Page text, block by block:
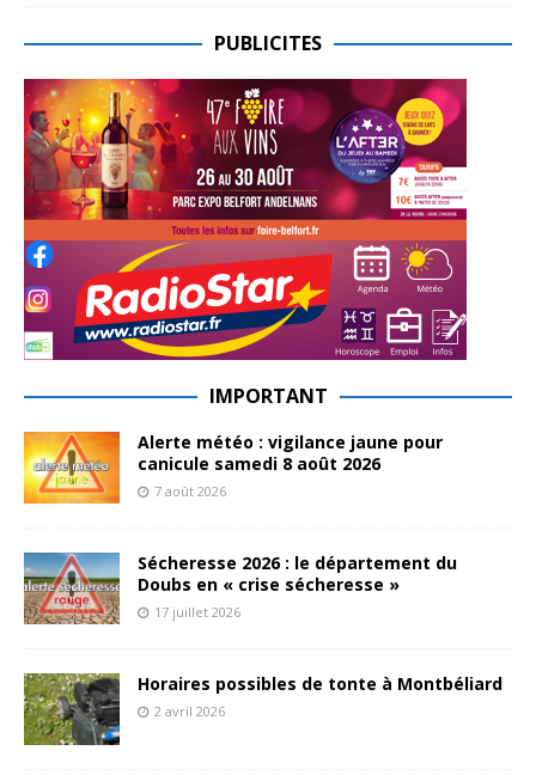
PUBLICITES
IMPORTANT
Alerte météo : vigilance jaune pour
canicule samedi 8 août 2026
7 août 2026
Sécheresse 2026 : le département du
Doubs en « crise sécheresse »
17 juillet 2026
Horaires possibles de tonte à Montbéliard
2 avril 2026